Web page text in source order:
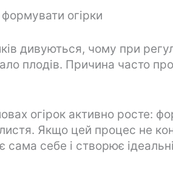
огірки
дивуються, чому при
плодів. Причина часто
огірок активно росте:
листя. Якщо цей процес не
сама себе і створює